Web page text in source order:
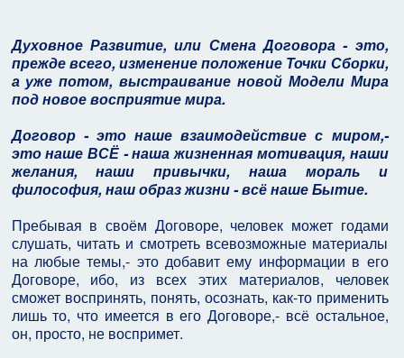
Духовное Развитие, или Смена Договора - это,
прежде всего, изменение положение Точки Сборки,
а уже потом, выстраивание новой Модели Мира
под новое восприятие мира.
Договор - это наше взаимодействие с миром,-
это наше ВСЁ - наша жизненная мотивация, наши
желания, наши привычки, наша мораль и
философия, наш образ жизни - всё наше Бытие.
Пребывая в своём Договоре, человек может годами
слушать, читать и смотреть всевозможные материалы
на любые темы,- это добавит ему информации в его
Договоре, ибо, из всех этих материалов, человек
сможет воспринять, понять, осознать, как-то применить
лишь то, что имеется в его Договоре,- всё остальное,
он, просто, не воспримет.